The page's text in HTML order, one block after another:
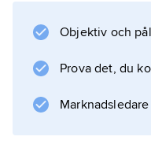
Objektiv och
Prova det, du